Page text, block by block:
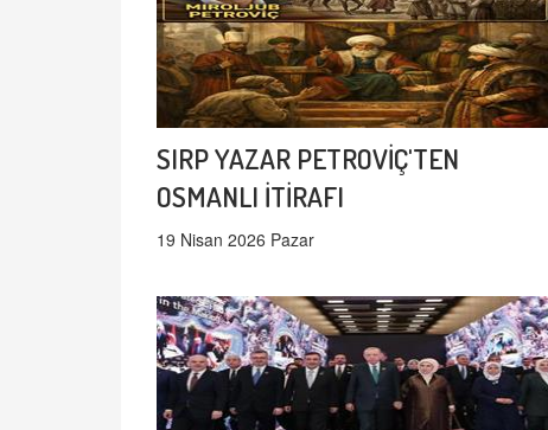
SIRP YAZAR PETROVİÇ'TEN
OSMANLI İTİRAFI
19 Nisan 2026 Pazar